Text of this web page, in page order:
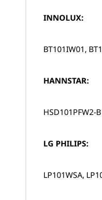
INNOLUX:
BT101IW01,
HANNSTAR:
HSD101PFW2-B
LG PHILIPS:
LP101WSA,